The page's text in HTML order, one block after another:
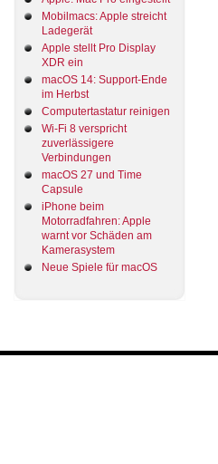
Mobilmacs: Apple streicht
Ladegerät
Apple stellt Pro Display
XDR ein
macOS 14: Support-Ende
im Herbst
Computertastatur reinigen
Wi-Fi 8 verspricht
zuverlässigere
Verbindungen
macOS 27 und Time
Capsule
iPhone beim
Motorradfahren: Apple
warnt vor Schäden am
Kamerasystem
Neue Spiele für macOS